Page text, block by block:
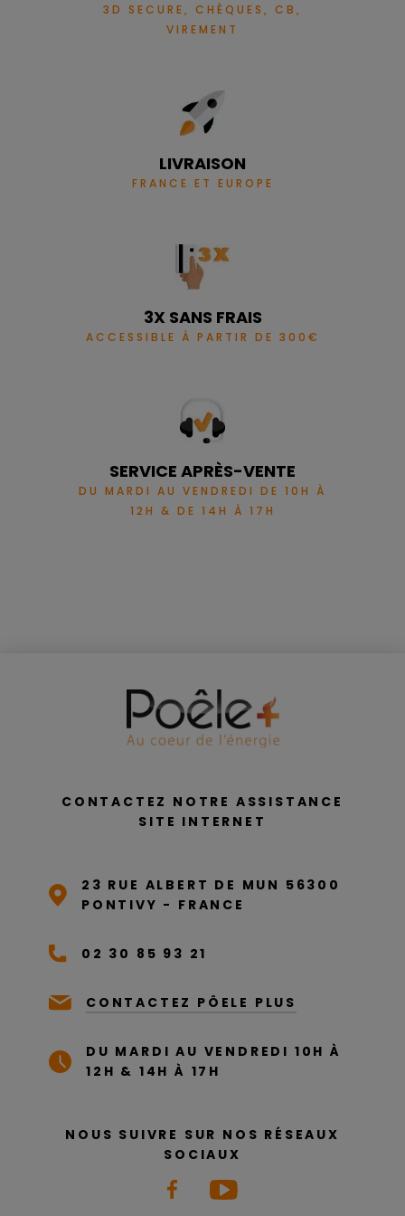
3D SECURE, CHÈQUES, CB,
VIREMENT
LIVRAISON
FRANCE ET EUROPE
3X SANS FRAIS
ACCESSIBLE À PARTIR DE 300€
SERVICE APRÈS-VENTE
DU MARDI AU VENDREDI DE 10H À
12H & DE 14H À 17H
CONTACTEZ NOTRE ASSISTANCE
SITE INTERNET
23 RUE ALBERT DE MUN 56300
PONTIVY - FRANCE
02 30 85 93 21
CONTACTEZ PÔELE PLUS
DU MARDI AU VENDREDI 10H À
12H & 14H À 17H
NOUS SUIVRE SUR NOS RÉSEAUX
SOCIAUX